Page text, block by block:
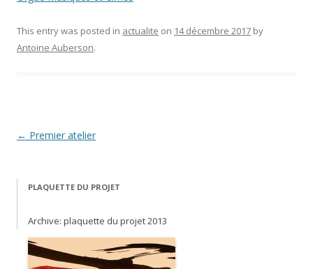
This entry was posted in actualite on 14 décembre 2017 by
Antoine Auberson.
Post navigation
← Premier atelier
PLAQUETTE DU PROJET
Archive: plaquette du projet 2013